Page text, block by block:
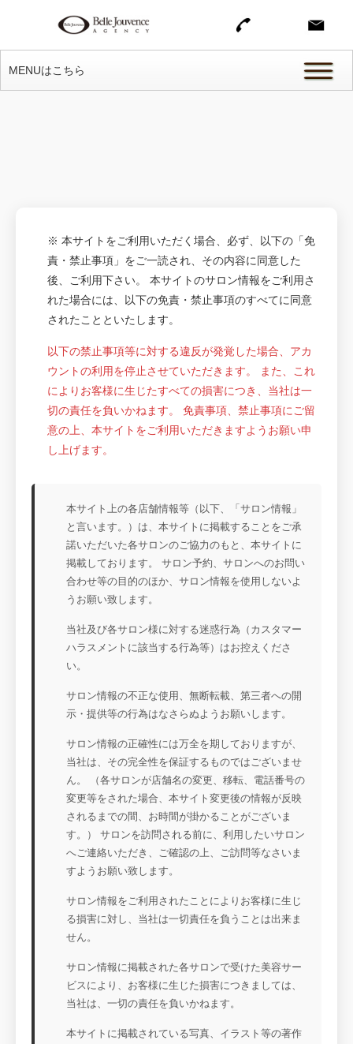
MENUはこちら
※ 本サイトをご利用いただく場合、必ず、以下の「免
責・禁止事項」をご一読され、その内容に同意した
後、ご利用下さい。 本サイトのサロン情報をご利用さ
れた場合には、以下の免責・禁止事項のすべてに同意
されたことといたします。
以下の禁止事項等に対する違反が発覚した場合、アカ
ウントの利用を停止させていただきます。 また、これ
によりお客様に生じたすべての損害につき、当社は一
切の責任を負いかねます。 免責事項、禁止事項にご留
意の上、本サイトをご利用いただきますようお願い申
し上げます。
本サイト上の各店舗情報等（以下、「サロン情報」
と言います。）は、本サイトに掲載することをご承
諾いただいた各サロンのご協力のもと、本サイトに
掲載しております。 サロン予約、サロンへのお問い
合わせ等の目的のほか、サロン情報を使用しないよ
うお願い致します。
当社及び各サロン様に対する迷惑行為（カスタマー
ハラスメントに該当する行為等）はお控えくださ
い。
サロン情報の不正な使用、無断転載、第三者への開
示・提供等の行為はなさらぬようお願いします。
サロン情報の正確性には万全を期しておりますが、
当社は、その完全性を保証するものではございませ
ん。 （各サロンが店舗名の変更、移転、電話番号の
変更等をされた場合、本サイト変更後の情報が反映
されるまでの間、お時間が掛かることがございま
す。） サロンを訪問される前に、利用したいサロン
へご連絡いただき、ご確認の上、ご訪問等なさいま
すようお願い致します。
サロン情報をご利用されたことによりお客様に生じ
る損害に対し、当社は一切責任を負うことは出来ま
せん。
サロン情報に掲載された各サロンで受けた美容サー
ビスにより、お客様に生じた損害につきましては、
当社は、一切の責任を負いかねます。
本サイトに掲載されている写真、イラスト等の著作